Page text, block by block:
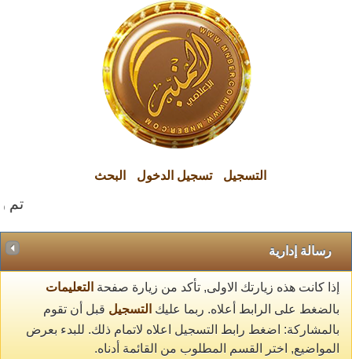
التسجيل تسجيل الدخول البحث
تم
رسالة إدارية
إذا كانت هذه زيارتك الاولى, تأكد من زيارة صفحة التعليمات
بالضغط على الرابط أعلاه. ربما عليك التسجيل قبل أن تقوم
بالمشاركة: اضغط رابط التسجيل اعلاه لاتمام ذلك. للبدء بعرض
المواضيع, اختر القسم المطلوب من القائمة أدناه.